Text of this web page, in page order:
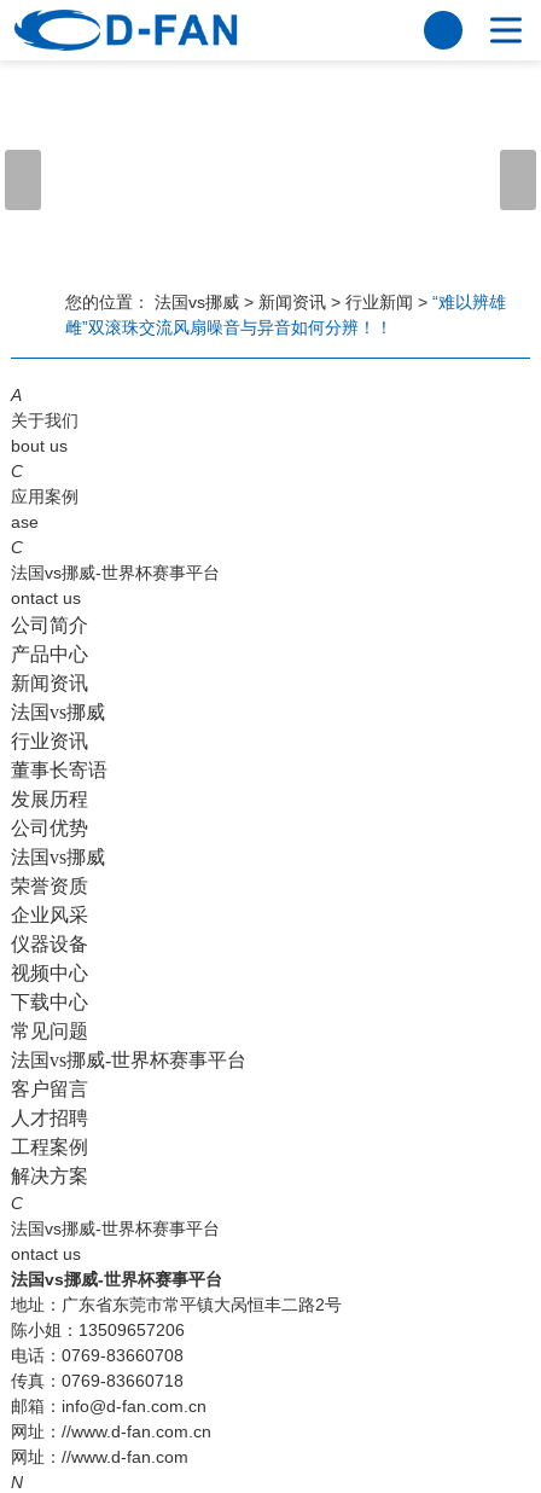
法国vs挪威
应用案例
工程案例
解决方案
新闻资讯
法国vs挪威
行业资讯
常见问题
法国vs挪威-世界杯赛事平台
您的位置： 法国vs挪威> 新闻资讯> 行业新闻 > “难以辨雄
雌”双滚珠交流风扇噪音与异音如何分辨！！
A
关于我们
bout us
C
应用案例
ase
C
法国vs挪威-世界杯赛事平台
ontact us
公司简介
产品中心
新闻资讯
法国vs挪威
行业资讯
董事长寄语
发展历程
公司优势
法国vs挪威
荣誉资质
企业风采
仪器设备
视频中心
下载中心
常见问题
法国vs挪威-世界杯赛事平台
客户留言
人才招聘
工程案例
解决方案
C
法国vs挪威-世界杯赛事平台
ontact us
法国vs挪威-世界杯赛事平台
地址：广东省东莞市常平镇大呙恒丰二路2号
陈小姐：13509657206
电话：0769-83660708
传真：0769-83660718
邮箱：info@d-fan.com.cn
网址：//www.d-fan.com.cn
网址：//www.d-fan.com
N